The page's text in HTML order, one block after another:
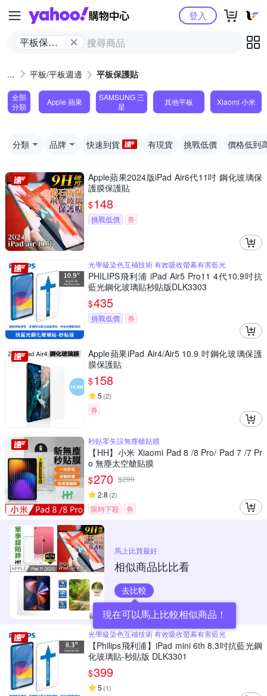
Yahoo購物中心
平板保護
登入
平板/平板週邊 平板保護貼
全部
分類
Apple 蘋果
SAMSUNG 三
星
其他平板 Xiaomi 小米
分類 品牌 快速到貨 有現貨 挑戰低價 價格低到
Apple蘋果2024版iPad Air6代11吋 鋼化玻璃保
護膜保護貼
$148
挑戰低價 券
光學級染色互補技術 有效吸收螢幕有害藍光
PHILIPS飛利浦 iPad Air5 Pro11 4代10.9吋抗
藍光鋼化玻璃貼秒貼版DLK3303
$435
挑戰低價 券
Apple蘋果iPad Air4/Air5 10.9 吋鋼化玻璃保護
膜保護貼
$158
5 (2)
券
秒貼零失誤無塵艙貼膜
【HH】小米 Xiaomi Pad 8 /8 Pro/ Pad 7 /7 Pr
o 無塵太空艙貼膜
$270 $299
2.8 (2)
限時下殺 券
馬上比買最好
相似商品比比看
去比較
現在可以馬上比較相似商品！
光學級染色互補技術 有效吸收螢幕有害藍光
【Philips飛利浦】iPad mini 6th 8.3吋抗藍光鋼
化玻璃貼-秒貼版 DLK3301
$399
5 (1)